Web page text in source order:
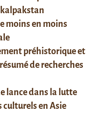
moins en moins
préhistorique et
de recherches
lance dans la lutte
culturels en Asie